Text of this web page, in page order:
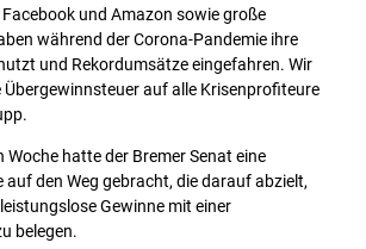
und Amazon sowie große
während der Corona-Pandemie ihre
und Rekordumsätze eingefahren. Wir
auf alle Krisenprofiteure
Woche hatte der Bremer Senat eine
den Weg gebracht, die darauf abzielt,
Gewinne mit einer
belegen.